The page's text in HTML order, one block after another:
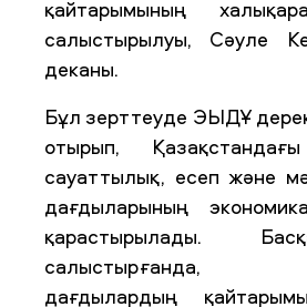
қайтарымының
салыстырылуы, Сәуле
деканы.
Бұл зерттеуде ЭЫДҰ
отырып, Қазақстандағы
сауаттылық, есеп және
дағдыларының
қарастырылады.
салыстырғанда,
дағдылардың